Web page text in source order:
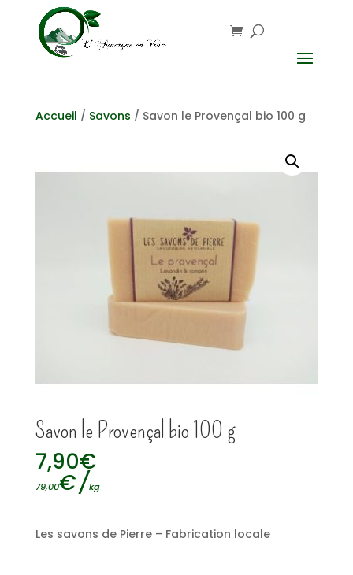
Accueil / Savons / Savon le Provençal bio 100 g
Savon le Provençal bio 100 g
7,90€
79,00€/kg
Les savons de Pierre – Fabrication locale